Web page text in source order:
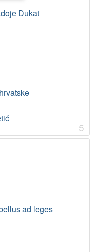
Dukat
5
ad leges